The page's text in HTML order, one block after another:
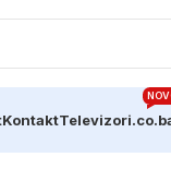
Kontakt